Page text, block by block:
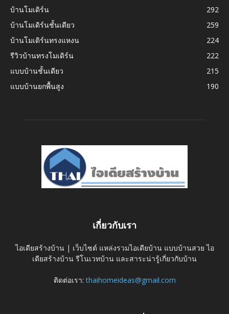
บ้านโมเดิร์น
292
บ้านโมเดิร์นชั้นเดียว
259
บ้านโมเดิร์นทรงแหงน
224
รีวิวบ้านทรงโมเดิร์น
222
แบบบ้านชั้นเดียว
215
แบบบ้านยกพื้นสูง
190
เกี่ยวกับเรา
ไอเดียสร้างบ้าน | เว็บไซต์ แหล่งรวมไอเดียบ้าน แบบบ้านสวย ไอ
เดียสร้างบ้าน รีโนเวทบ้าน และสาระน่ารู้เกี่ยวกับบ้าน
ติดต่อเรา:thaihomeideas@gmail.com